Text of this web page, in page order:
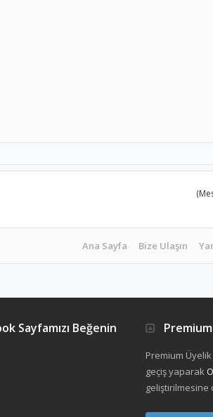
Ana Sayfa Bize Ulaşın
Sayfamızı Beğenin
Premium
geçiş yaparak
geliştirilmesine